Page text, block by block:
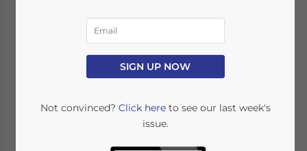
Wir fassen die wichtigsten wirtschaftlichen
zusammen, darunter die wichtigsten
Quellen für ausländische
Direktinvestitionen (FDI) in das Land und
SIGN UP NOW
Not convinced? Click hereto see our last week's
issue.